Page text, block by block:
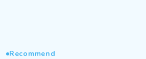
Recommend